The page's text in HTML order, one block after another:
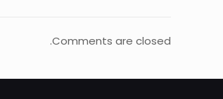
Comments are closed.